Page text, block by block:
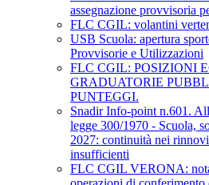
assegnazione provvisoria
FLC CGIL: volantini
USB Scuola: apertura
Provvisorie e Utilizzazioni
FLC CGIL: POSIZIONI
GRADUATORIE
PUNTEGGI.
Snadir Info-point n.601.
legge 300/1970 - Scuola,
2027: continuità nei
insufficienti
FLC CGIL VERONA: